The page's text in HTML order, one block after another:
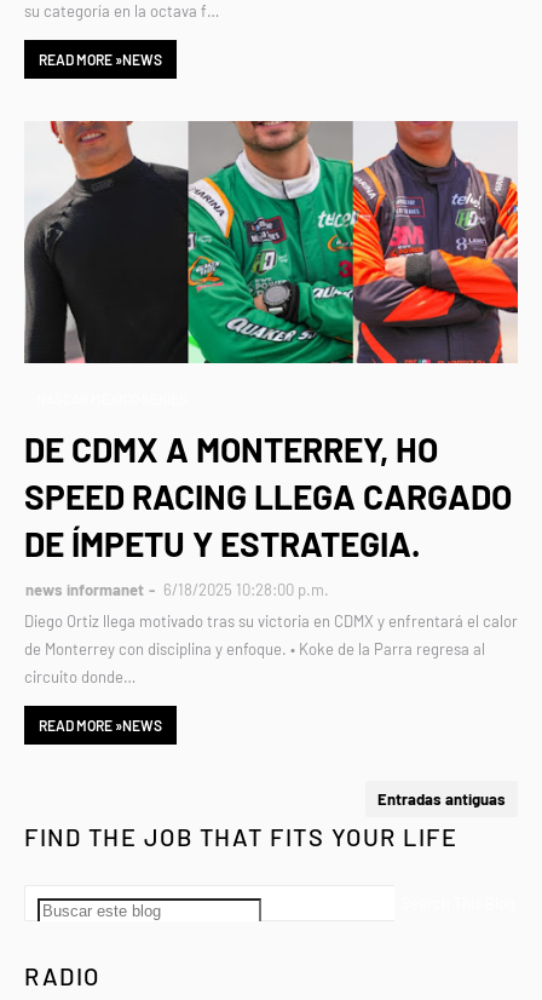
su categoría en la octava f…
READ MORE »NEWS
DE CDMX A MONTERREY, HO
SPEED RACING LLEGA CARGADO
DE ÍMPETU Y ESTRATEGIA.
news informanet
6/18/2025 10:28:00 p.m.
Diego Ortiz llega motivado tras su victoria en CDMX y enfrentará el calor
de Monterrey con disciplina y enfoque. • Koke de la Parra regresa al
circuito donde…
READ MORE »NEWS
Entradas antiguas
FIND THE JOB THAT FITS YOUR LIFE
RADIO